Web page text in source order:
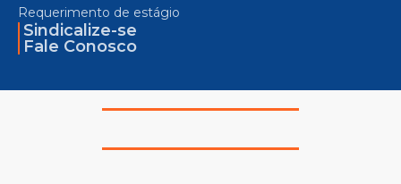
Requerimento de estágio
Sindicalize-se
Fale Conosco